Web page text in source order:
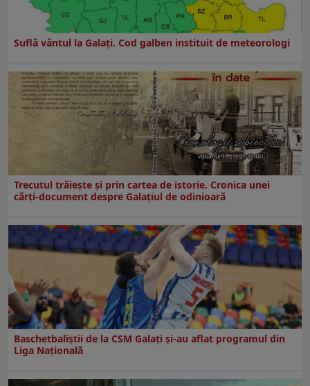
Suflă vântul la Galaţi. Cod galben instituit de meteorologi
Trecutul trăiește și prin cartea de istorie. Cronica unei
cărți-document despre Galațiul de odinioară
Baschetbaliștii de la CSM Galați și-au aflat programul din
Liga Națională